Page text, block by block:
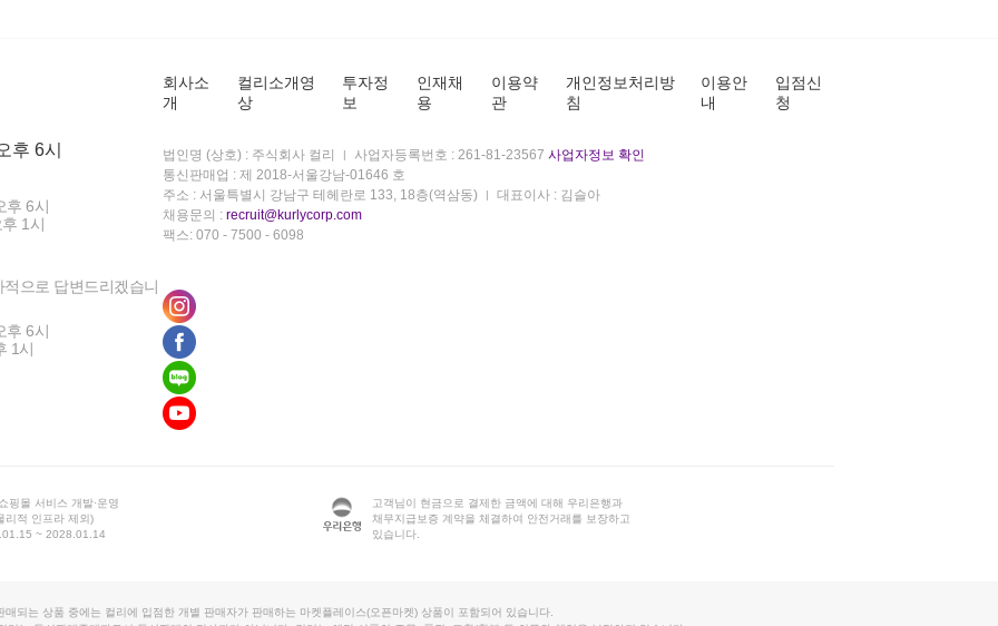
후 6시
후 6시
1시
으로 답변드리겠습니
후 6시
1시
회사소
개
컬리소개영
상
투자정
보
인재채
용
이용약
관
개인정보처리방
침
이용안
내
입점신
청
법인명 (상호) : 주식회사 컬리 사업자등록번호 : 261-81-23567 사업자정보 확인
통신판매업 : 제 2018-서울강남-01646 호
주소 : 서울특별시 강남구 테헤란로 133, 18층(역삼동)
대표이사 : 김슬아
채용문의 : recruit@kurlycorp.com
팩스: 070 - 7500 - 6098
핑몰 서비스 개발·운영
리적 인프라 제외)
~ 2028.01.14
고객님이 현금으로 결제한 금액에 대해 우리은행과
채무지급보증 계약을 체결하여 안전거래를 보장하고
있습니다.
매되는 상품 중에는 컬리에 입점한 개별 판매자가 판매하는 마켓플레이스(오픈마켓) 상품이 포함되어 있습니다.